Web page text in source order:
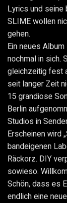
Lyrics und seine
SLIME wollen
gehen.
Ein neues
nochmal in sich.
gleichzeitig fest
seit langer Zeit
15 grandiose
Berlin
Studios in
Erscheinen wird
bandeigenen
Räckorz. DIY
sowieso.
Schön, dass es
endlich eine